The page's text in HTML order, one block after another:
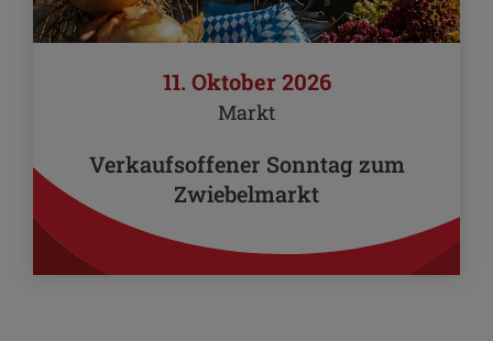
11. Oktober 2026
Markt
Verkaufsoffener Sonntag zum
Zwiebelmarkt